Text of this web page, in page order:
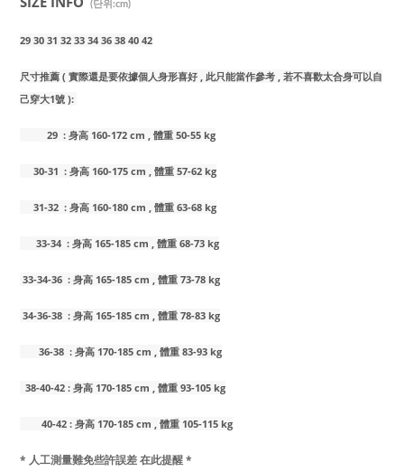
(단위:cm)
29 30 31 32 33 34 36 38 40 42
尺寸推薦 ( 實際還是要依據個人身形喜好 , 此只能當作參考 , 若不喜歡太合身可以自
己穿大1號 ):
29 : 身高 160-172 cm , 體重 50-55 kg
30-31 : 身高 160-175 cm , 體重 57-62 kg
31-32 : 身高 160-180 cm , 體重 63-68 kg
33-34 : 身高 165-185 cm , 體重 68-73 kg
33-34-36 : 身高 165-185 cm , 體重 73-78 kg
34-36-38 : 身高 165-185 cm , 體重 78-83 kg
36-38 : 身高 170-185 cm , 體重 83-93 kg
38-40-42 : 身高 170-185 cm , 體重 93-105 kg
40-42 : 身高 170-185 cm , 體重 105-115 kg
* 人工測量難免些許誤差 在此提醒 *